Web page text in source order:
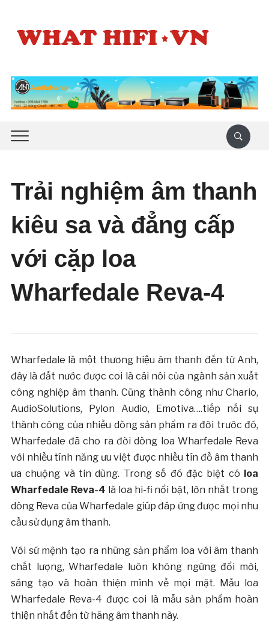
Trải nghiệm âm thanh
kiêu sa và đẳng cấp
với cặp loa
Wharfedale Reva-4
Wharfedale là một thương hiệu âm thanh đến từ Anh,
đây là đất nước được coi là cái nôi của ngành sản xuất
công nghiệp âm thanh. Cũng thành công như Chario,
AudioSolutions, Pylon Audio, Emotiva….tiếp nối sự
thành công của nhiều dòng sản phẩm ra đời trước đó,
Wharfedale đã cho ra đời dòng loa Wharfedale Reva
với nhiều tính năng ưu việt được nhiều tín đồ âm thanh
ưa chuộng và tin dùng. Trong số đó đặc biệt có
loa
Wharfedale Reva-4 là loa hi-fi nổi bật, lớn nhất trong
dòng Reva của Wharfedale giúp đáp ứng được mọi nhu
cầu sử dụng âm thanh.
Với sứ mệnh tạo ra những sản phẩm loa với âm thanh
chất lượng, Wharfedale luôn không ngừng đổi mới,
sáng tạo và hoàn thiện mình về mọi mặt. Mẫu loa
Wharfedale Reva-4 được coi là mẫu sản phẩm hoàn
thiện nhất đến từ hãng âm thanh này.